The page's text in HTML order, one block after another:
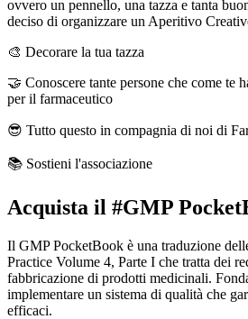
ovvero un pennello, una tazza e tanta
deciso di organizzare un Aperitivo
🎨 Decorare la tua tazza
🤝 Conoscere tante persone che come te
per il farmaceutico
😎 Tutto questo in compagnia di noi di
📚 Sostieni l'associazione
Acquista il #GMP
Il GMP PocketBook è una traduzione
Practice Volume 4, Parte I che tratta dei
fabbricazione di prodotti medicinali.
implementare un sistema di qualità che
efficaci.